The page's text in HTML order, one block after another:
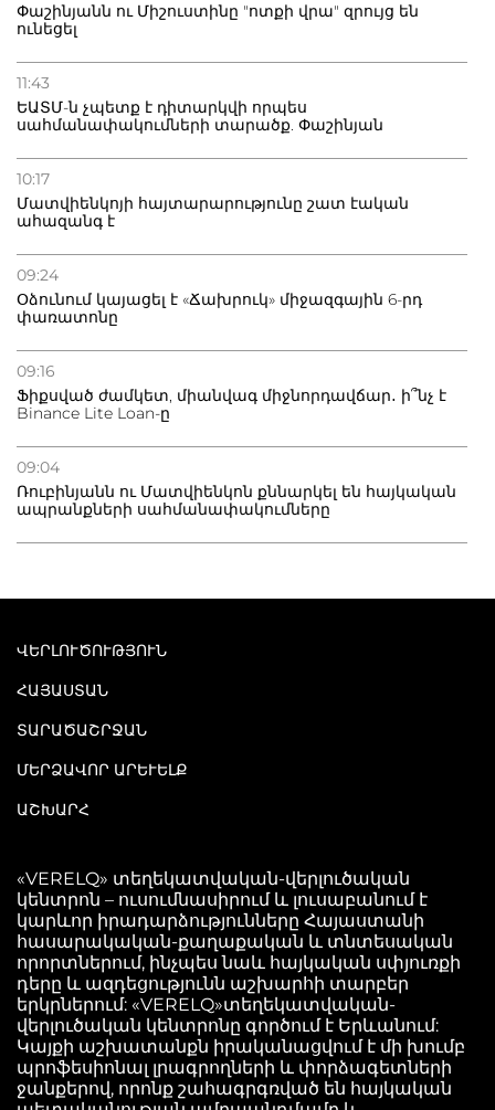
Փաշինյանն ու Միշուստինը "ոտքի վրա" զրույց են
ունեցել
11:43
ԵԱՏՄ-ն չպետք է դիտարկվի որպես
սահմանափակումների տարածք. Փաշինյան
10:17
Մատվիենկոյի հայտարարությունը շատ էական
ահազանգ է
09:24
Օձունում կայացել է «Ճախրուկ» միջազգային 6-րդ
փառատոնը
09:16
Ֆիքսված ժամկետ, միանվագ միջնորդավճար․ ի՞նչ է
Binance Lite Loan-ը
09:04
Ռուբինյանն ու Մատվիենկոն քննարկել են հայկական
ապրանքների սահմանափակումները
ՎԵՐԼՈՒԾՈՒԹՅՈՒՆ
ՀԱՅԱՍՏԱՆ
ՏԱՐԱԾԱՇՐՋԱՆ
ՄԵՐՁԱՎՈՐ ԱՐԵՒԵԼՔ
ԱՇԽԱՐՀ
«VERELQ» տեղեկատվական-վերլուծական
կենտրոն – ուսումնասիրում և լուսաբանում է
կարևոր իրադարձությունները Հայաստանի
հասարակական-քաղաքական և տնտեսական
որորտներում, ինչպես նաև հայկական սփյուռքի
դերը և ազդեցությունն աշխարհի տարբեր
երկրներում: «VERELQ»տեղեկատվական-
վերլուծական կենտրոնը գործում է Երևանում:
Կայքի աշխատանքն իրականացվում է մի խումբ
պրոֆեսիոնալ լրագրողների և փորձագետների
ջանքերով, որոնք շահագրգռված են հայկական